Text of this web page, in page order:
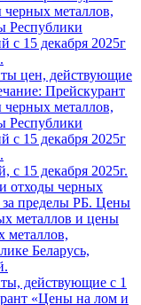
металлов,
Республики
с 15 декабря 2025г
цен, действующие
Прейскурант
металлов,
Республики
с 15 декабря 2025г
15 декабря 2025г.
отходы черных
за пределы РБ. Цены
металлов и цены
металлов,
Беларусь,
действующие с 1
«Цены на лом и